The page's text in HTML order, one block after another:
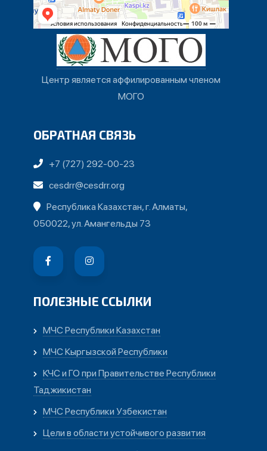
Центр является аффилированным членом
МОГО
ОБРАТНАЯ СВЯЗЬ
+7 (727) 292-00-23
cesdrr@cesdrr.org
Республика Казахстан, г. Алматы,
050022, ул. Амангельды 73
ПОЛЕЗНЫЕ ССЫЛКИ
МЧС Республики Казахстан
МЧС Кыргызской Республики
КЧС и ГО при Правительстве Республики
Таджикистан
МЧС Республики Узбекистан
Цели в области устойчивого развития